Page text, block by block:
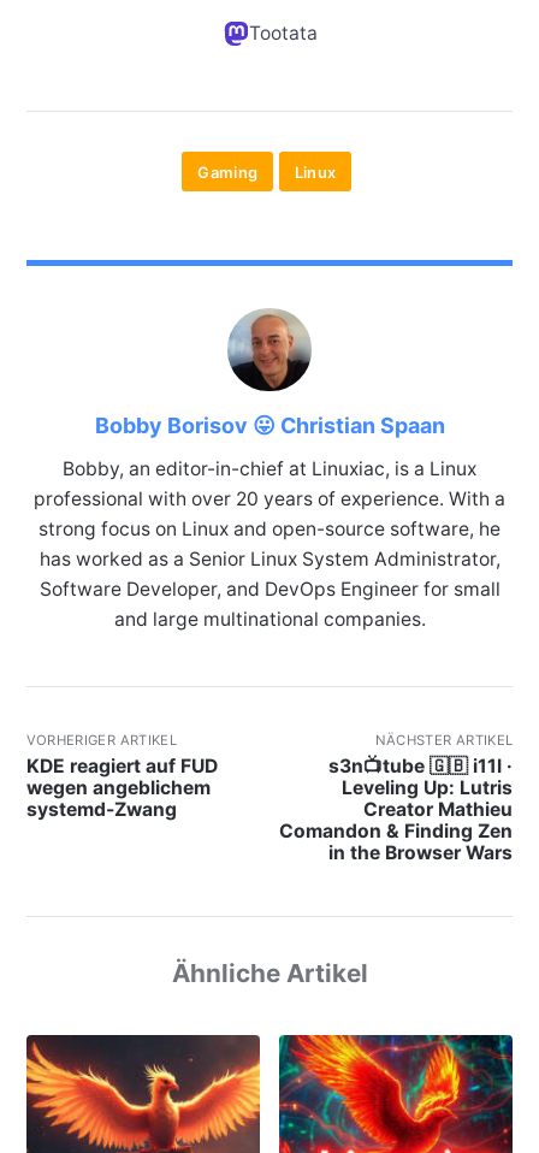
Tootata
Gaming Linux
Bobby Borisov 😛 Christian Spaan
Bobby, an editor-in-chief at Linuxiac, is a Linux
professional with over 20 years of experience. With a
strong focus on Linux and open-source software, he
has worked as a Senior Linux System Administrator,
Software Developer, and DevOps Engineer for small
and large multinational companies.
VORHERIGER ARTIKEL
KDE reagiert auf FUD
wegen angeblichem
systemd-Zwang
NÄCHSTER ARTIKEL
s3n📺tube 🇬🇧 i11l ·
Leveling Up: Lutris
Creator Mathieu
Comandon & Finding Zen
in the Browser Wars
Ähnliche Artikel